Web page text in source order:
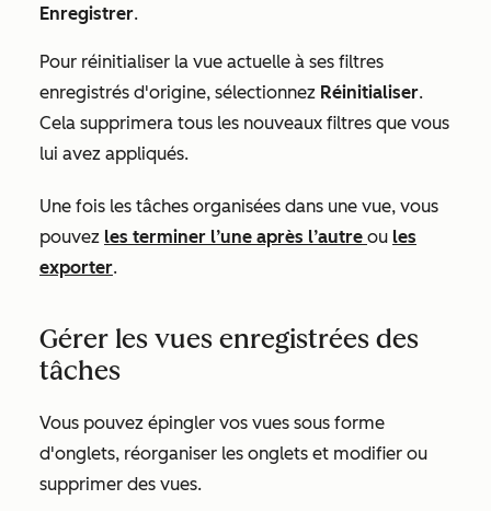
Enregistrer.
Pour réinitialiser la vue actuelle à ses filtres
enregistrés d'origine, sélectionnez Réinitialiser.
Cela supprimera tous les nouveaux filtres que vous
lui avez appliqués.
Une fois les tâches organisées dans une vue, vous
pouvez les terminer l’une après l’autre ou les
exporter.
Gérer les vues enregistrées des
tâches
Vous pouvez épingler vos vues sous forme
d'onglets, réorganiser les onglets et modifier ou
supprimer des vues.